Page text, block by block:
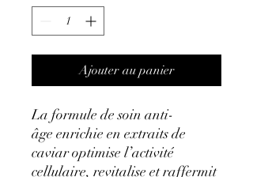
Ajouter au panier
La formule de soin anti-
âge enrichie en extraits de
caviar optimise l’activité
cellulaire, revitalise et raffermit